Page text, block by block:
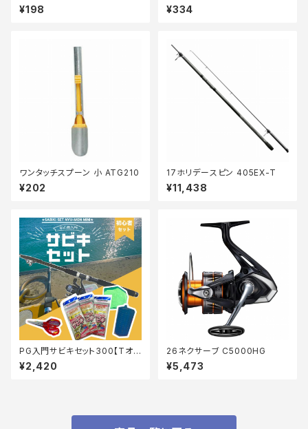
¥198 ¥334
ワンタッチスプーン 小 ATG210
¥202
17ホリデースピン 405EX-T
¥11,438
PG入門サビキセット300【Tオ
リ】
¥2,420
26ネクサーブ C5000HG
¥5,473